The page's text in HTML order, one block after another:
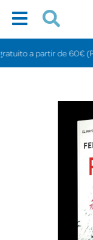
a partir de 60€